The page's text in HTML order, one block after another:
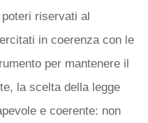
riservati al
in coerenza con le
per mantenere il
la scelta della legge
e coerente: non